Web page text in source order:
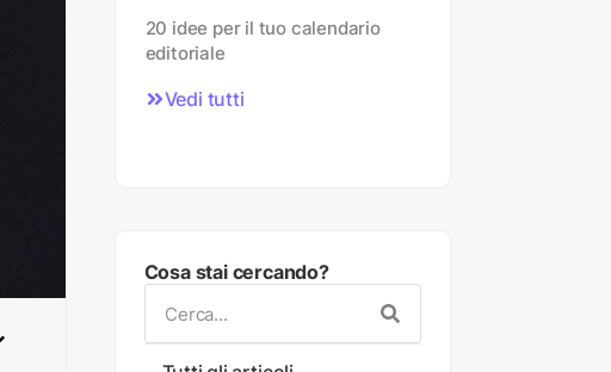
20 idee per il tuo calendario
editoriale
Vedi tutti
Cosa stai cercando?